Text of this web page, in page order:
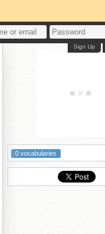
Sign Up
0 vocabularies